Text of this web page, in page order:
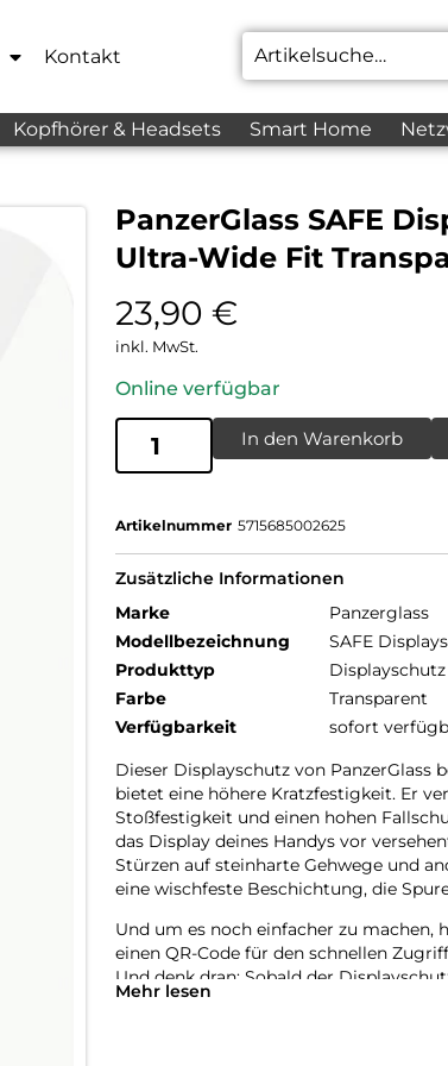
Kontakt
Kopfhörer & Headsets Smart Home
PanzerGlass SAFE
Ultra-Wide Fit
23,90 €
inkl. MwSt.
Online verfügbar
In den Warenkorb
Artikelnummer 5715685002625
Zusätzliche Informationen
Marke
Panzerglass
Modellbezeichnung
SAFE
Produkttyp
Displayschutz
Farbe
Transparent
Verfügbarkeit
sofort
Dieser Displayschutz von PanzerGlass
bietet eine höhere Kratzfestigkeit. Er
Stoßfestigkeit und einen hohen
das Display deines Handys vor
Stürzen auf steinharte Gehwege und
eine wischfeste Beschichtung, die
Und um es noch einfacher zu
einen QR-Code für den schnellen
Und denk dran: Sobald der
befürchten, dass dein Display auf den
Mehr lesen